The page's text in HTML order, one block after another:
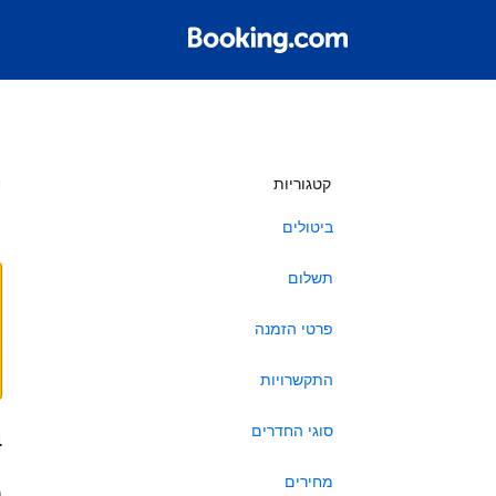
קטגוריות
ביטולים
תשלום
פרטי הזמנה
התקשרויות
סוגי החדרים
מחירים